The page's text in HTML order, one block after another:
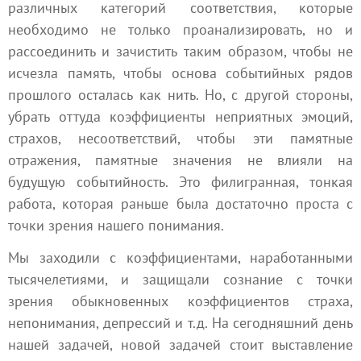
различных категорий соответствия, которые
необходимо не только проанализировать, но и
рассоединить и зачистить таким образом, чтобы не
исчезла память, чтобы основа событийных рядов
прошлого осталась как нить. Но, с другой стороны,
убрать оттуда коэффициенты неприятных эмоций,
страхов, несоответствий, чтобы эти памятные
отражения, памятные значения не влияли на
будущую событийность. Это филигранная, тонкая
работа, которая раньше была достаточно проста с
точки зрения нашего понимания.
Мы заходили с коэффициентами, наработанными
тысячелетиями, и защищали сознание с точки
зрения обыкновенных коэффициентов страха,
непонимания, депрессий и т.д. На сегодняшний день
нашей задачей, новой задачей стоит выставление